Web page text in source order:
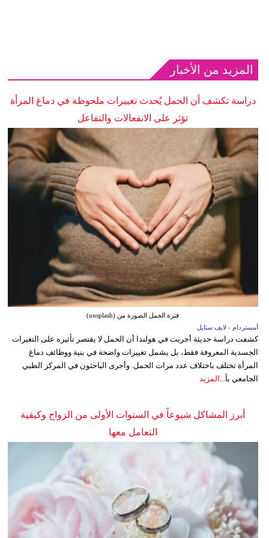
المزيد من الأخبار
دراسة تكشف أن الحمل يُحدث تغييرات ملحوظة في دماغ المرأة
تؤثر على الانفعالات والتفاعل
فترة الحمل الصورة من (unsplash)
أمستردام - لايف ستايل
كشفت دراسة حديثة أجريت في هولندا أن الحمل لا يقتصر تأثيره على التغيرات
الجسدية المعروفة فقط، بل يشمل تغييرات واضحة في بنية ووظائف دماغ
المرأة تختلف باختلاف عدد مرات الحمل. وأجرى الباحثون في المركز الطبي
الجامعي بأ... المزيد
أبرز المشاكل شيوعاً في السنوات الأولى من الزواج وكيفية
التعامل معها